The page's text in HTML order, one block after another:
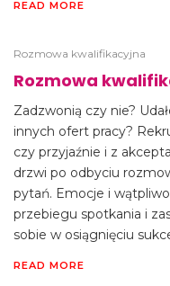
READ MORE
Rozmowa kwalifikacyjna
Rozmowa
Zadzwonią czy nie?
innych ofert pracy?
czy przyjaźnie i z
drzwi po odbyciu
pytań. Emocje i
przebiegu spotkania i
sobie w osiągnięciu
READ MORE